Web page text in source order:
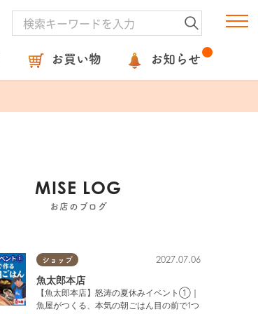
お買い物 お知らせ
MISE LOG
お店のブログ
ショップ 2027.07.06
魚太郎本店
【魚太郎本店】怒涛の夏休みイベント①｜
魚屋がつくる、本気の朝ごはん目の前で1つ